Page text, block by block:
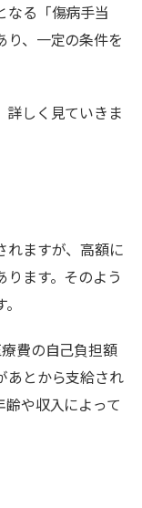
なる「傷病手当
り、一定の条件を
詳しく見ていきま
れますが、高額に
ます。そのよう
費の自己負担額
あとから支給され
や収入によって